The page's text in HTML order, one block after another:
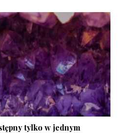
tylko w jednym